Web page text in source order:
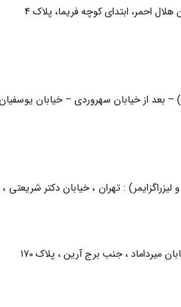
احمر، ابتدای کوچه فریما، پلاک 4
از خیابان سهروردی – خیابان یوسفیان –
درمانی و لیزراگزایمر) : تهران ، خیابان